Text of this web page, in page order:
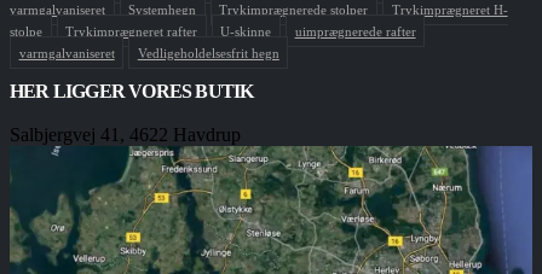
varmgalvaniseret
Systemhegn Trykimprægnerede stolper
Trykimprægneret H-
stolpe
Trykimprægneret rafter U-skinne
uimprægnerede rafter
varmgalvaniseret
Vedligeholdelsesfrit hegn
HER LIGGER VORES BUTIK
Salbjergvej 41, 4622 Havdrup